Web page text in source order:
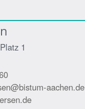
1
aachen.de